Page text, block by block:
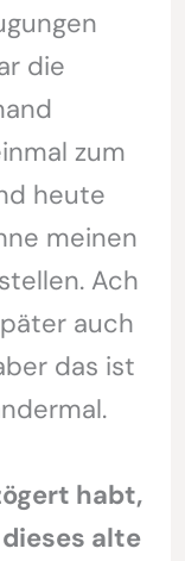
die
zum
heute
meinen
Ach
auch
das ist
habt,
alte